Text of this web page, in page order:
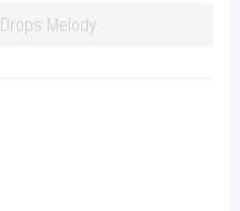
Drops Melody